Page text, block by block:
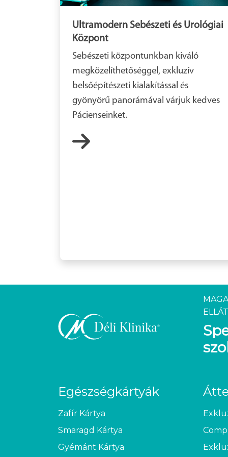
Ultramodern Sebészeti és Urológiai
Központ
Sebészeti központunkban kiváló
megközelíthetőséggel, exkluzív
belsőépítészeti kialakítással és
gyönyörű panorámával várjuk kedves
Pácienseinket.
Egészségkártyák
Zafír Kártya
Smaragd Kártya
Gyémánt Kártya